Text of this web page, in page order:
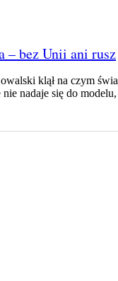
– bez Unii ani rusz
klął na czym
nadaje się do